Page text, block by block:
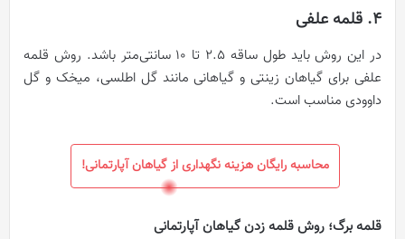
4. قلمه‌ علفی
در این روش باید طول ساقه ۲.۵ تا ۱۰ سانتی‌متر باشد. روش قلمه
علفی برای گیاهان زینتی و گیاهانی مانند گل اطلسی، میخک و گل
داوودی مناسب است.
محاسبه رایگان هزینه نگهداری از گیاهان آپارتمانی!
قلمه برگ؛ روش قلمه زدن گیاهان آپارتمانی